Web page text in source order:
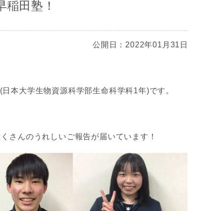
田塾！
公開日：2022年01月31日
本大学生物資源科学部生命科学科1年)です。
さんのうれしいご報告が届いています！